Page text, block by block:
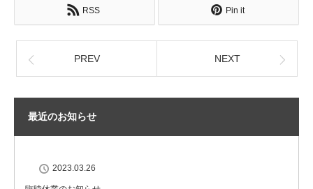
RSS Pin it
PREV NEXT
最近のお知らせ
2023.03.26